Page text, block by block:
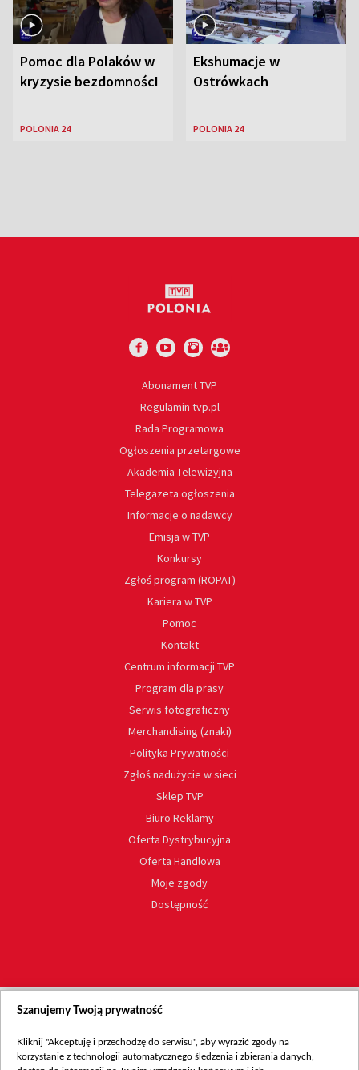
Pomoc dla Polaków w
kryzysie bezdomnoścI
POLONIA 24
Ekshumacje w
Ostrówkach
POLONIA 24
Abonament TVP
Regulamin tvp.pl
Rada Programowa
Ogłoszenia przetargowe
Akademia Telewizyjna
Telegazeta ogłoszenia
Informacje o nadawcy
Emisja w TVP
Konkursy
Zgłoś program (ROPAT)
Kariera w TVP
Pomoc
Kontakt
Centrum informacji TVP
Program dla prasy
Serwis fotograficzny
Merchandising (znaki)
Polityka Prywatności
Zgłoś nadużycie w sieci
Sklep TVP
Biuro Reklamy
Oferta Dystrybucyjna
Oferta Handlowa
Moje zgody
Dostępność
Szanujemy Twoją prywatność
Kliknij "Akceptuję i przechodzę do serwisu", aby wyrazić zgody na
korzystanie z technologii automatycznego śledzenia i zbierania danych,